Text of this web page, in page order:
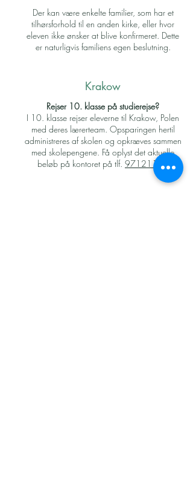
Der kan være enkelte familier, som har et
tilhørsforhold til en anden kirke, eller hvor
eleven ikke ønsker at blive konfirmeret. Dette
er naturligvis familiens egen beslutning.
Krakow
Rejser 10. klasse på studierejse?
I 10. klasse rejser eleverne til Krakow, Polen
med deres lærerteam. Opsparingen hertil
administreres af skolen og opkræves sammen
med skolepengene. Få oplyst det aktuelle
beløb på kontoret på tlf. 97121166